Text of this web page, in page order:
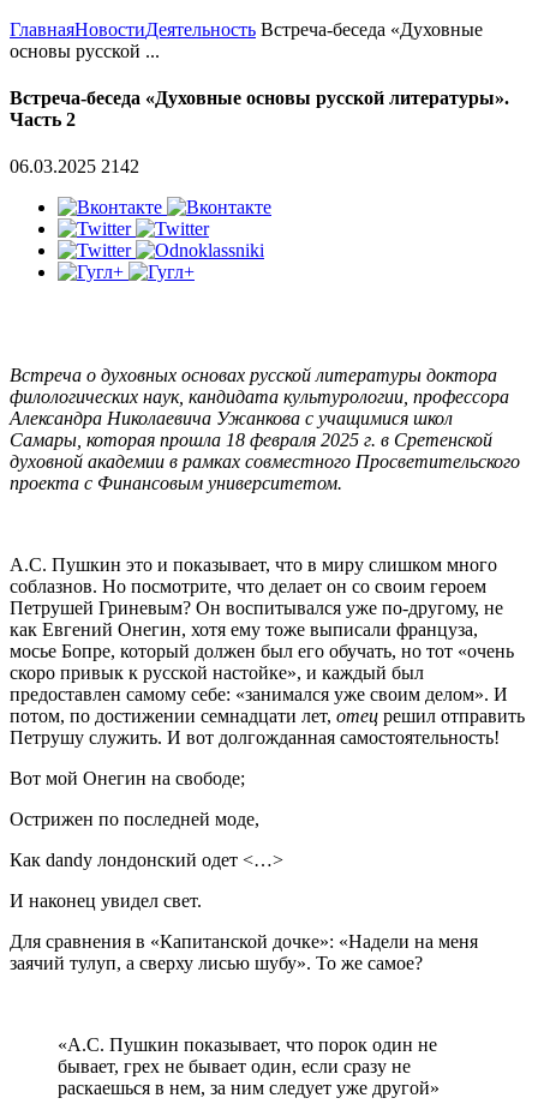
ГлавнаяНовостиДеятельность Встреча-беседа «Духовные
основы русской ...
Встреча-беседа «Духовные основы русской литературы».
Часть 2
06.03.2025 2142
Встреча о духовных основах русской литературы доктора
филологических наук, кандидата культурологии, профессора
Александра Николаевича Ужанкова с учащимися школ
Самары, которая прошла 18 февраля 2025 г. в Сретенской
духовной академии в рамках совместного Просветительского
проекта с Финансовым университетом.
А.С. Пушкин это и показывает, что в миру слишком много
соблазнов. Но посмотрите, что делает он со своим героем
Петрушей Гриневым? Он воспитывался уже по-другому, не
как Евгений Онегин, хотя ему тоже выписали француза,
мосье Бопре, который должен был его обучать, но тот «очень
скоро привык к русской настойке», и каждый был
предоставлен самому себе: «занимался уже своим делом». И
потом, по достижении семнадцати лет, отец решил отправить
Петрушу служить. И вот долгожданная самостоятельность!
Вот мой Онегин на свободе;
Острижен по последней моде,
Как dandy лондонский одет <…>
И наконец увидел свет.
Для сравнения в «Капитанской дочке»: «Надели на меня
заячий тулуп, а сверху лисью шубу». То же самое?
«А.С. Пушкин показывает, что порок один не
бывает, грех не бывает один, если сразу не
раскаешься в нем, за ним следует уже другой»